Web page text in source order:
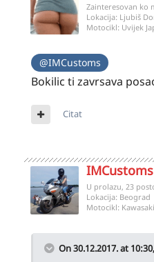
Zainteresovan ko
Lokacija: Ljubiš
Motocikl: Uvijek
@IMCustoms
Bokilic ti zavrsava
Citat
IMCustoms
U prolazu, 23
Lokacija: Beograd
Motocikl:
On 30.12.2017. at 10:30,